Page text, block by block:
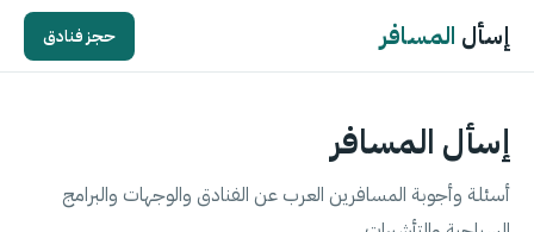
إسأل المسافر حجز فنادق
إسأل المسافر
أسئلة وأجوبة المسافرين العرب عن الفنادق والوجهات والبرامج